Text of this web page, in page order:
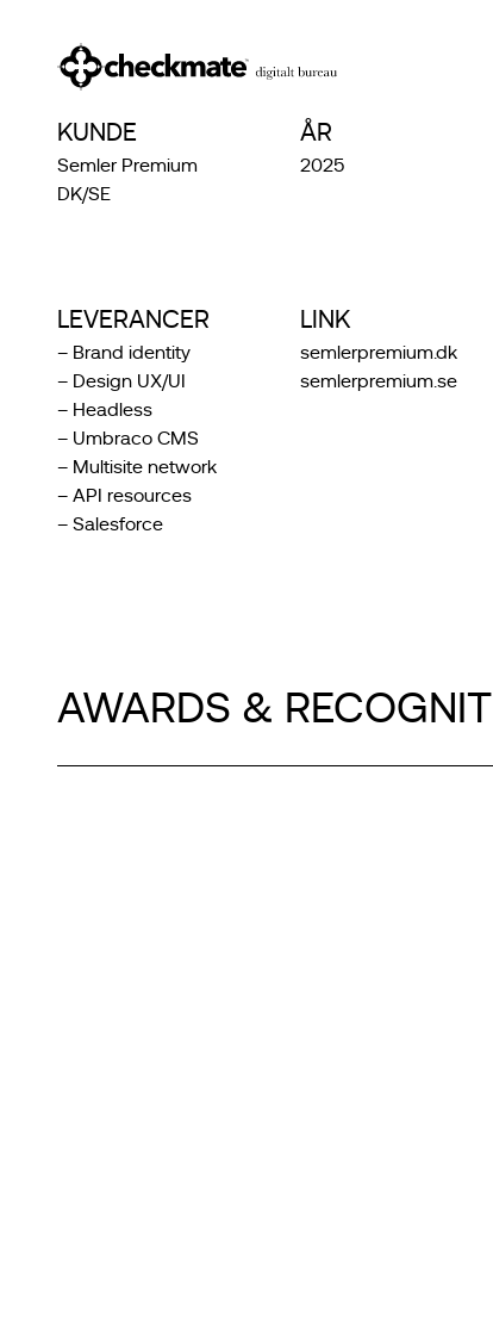
KUNDE
Semler Premium
DK/SE
ÅR
2025
LEVERANCER
– Brand identity
– Design UX/UI
– Headless
– Umbraco CMS
– Multisite network
– API resources
– Salesforce
LINK
semlerpremium.dk
semlerpremium.se
AWARDS &